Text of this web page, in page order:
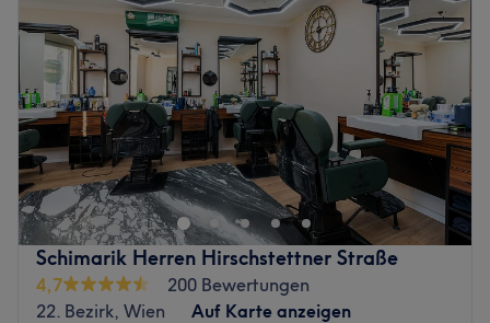
Schimarik Herren Hirschstettner Straße
4,7
200 Bewertungen
22. Bezirk, Wien
Auf Karte anzeigen